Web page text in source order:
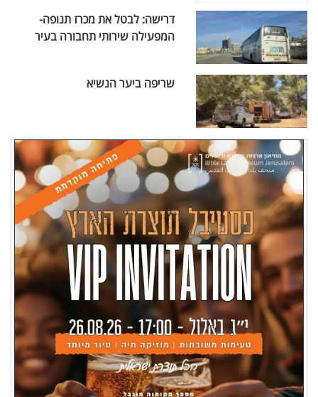
דרישה: לבטל את מכרז תנופה-
המפעילה שירותי תחבורה בעיר
שריפה ביער הנשיא